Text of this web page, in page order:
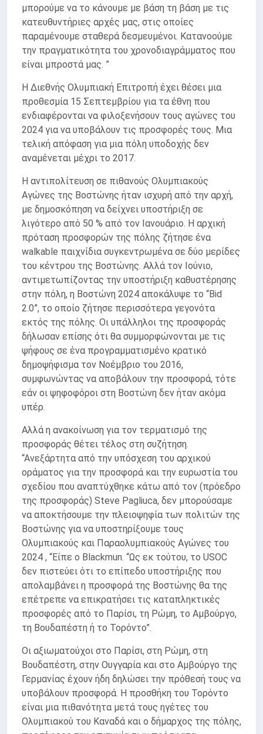
μπορούμε να το κάνουμε με βάση τη βάση με τις
κατευθυντήριες αρχές μας, στις οποίες
παραμένουμε σταθερά δεσμευμένοι. Κατανοούμε
την πραγματικότητα του χρονοδιαγράμματος που
είναι μπροστά μας. ”
Η Διεθνής Ολυμπιακή Επιτροπή έχει θέσει μια
προθεσμία 15 Σεπτεμβρίου για τα έθνη που
ενδιαφέρονται να φιλοξενήσουν τους αγώνες του
2024 για να υποβάλουν τις προσφορές τους. Μια
τελική απόφαση για μια πόλη υποδοχής δεν
αναμένεται μέχρι το 2017.
Η αντιπολίτευση σε πιθανούς Ολυμπιακούς
Αγώνες της Βοστώνης ήταν ισχυρή από την αρχή,
με δημοσκόπηση να δείχνει υποστήριξη σε
λιγότερο από 50 % από τον Ιανουάριο. Η αρχική
πρόταση προσφορών της πόλης ζήτησε ένα
walkable παιχνίδια συγκεντρωμένα σε δύο μερίδες
του κέντρου της Βοστώνης. Αλλά τον Ιούνιο,
αντιμετωπίζοντας την υποστήριξη καθυστέρησης
στην πόλη, η Βοστώνη 2024 αποκάλυψε το “Bid
2.0”, το οποίο ζήτησε περισσότερα γεγονότα
εκτός της πόλης. Οι υπάλληλοι της προσφοράς
δήλωσαν επίσης ότι θα συμμορφώνονται με τις
ψήφους σε ένα προγραμματισμένο κρατικό
δημοψήφισμα τον Νοέμβριο του 2016,
συμφωνώντας να αποβάλουν την προσφορά, τότε
εάν οι ψηφοφόροι στη Βοστώνη δεν ήταν ακόμα
υπέρ.
Αλλά η ανακοίνωση για τον τερματισμό της
προσφοράς θέτει τέλος στη συζήτηση.
“Ανεξάρτητα από την υπόσχεση του αρχικού
οράματος για την προσφορά και την ευρωστία του
σχεδίου που αναπτύχθηκε κάτω από τον (πρόεδρο
της προσφοράς) Steve Pagliuca, δεν μπορούσαμε
να αποκτήσουμε την πλειοψηφία των πολιτών της
Βοστώνης για να υποστηρίξουμε τους
Ολυμπιακούς και Παραολυμπιακούς Αγώνες του
2024 , “Είπε ο Blackmun. “Ως εκ τούτου, το USOC
δεν πιστεύει ότι το επίπεδο υποστήριξης που
απολαμβάνει η προσφορά της Βοστώνης θα της
επέτρεπε να επικρατήσει τις καταπληκτικές
προσφορές από το Παρίσι, τη Ρώμη, το Αμβούργο,
τη Βουδαπέστη ή το Τορόντο”.
Οι αξιωματούχοι στο Παρίσι, στη Ρώμη, στη
Βουδαπέστη, στην Ουγγαρία και στο Αμβούργο της
Γερμανίας έχουν ήδη δηλώσει την πρόθεσή τους να
υποβάλουν προσφορά. Η προσθήκη του Τορόντο
είναι μια πιθανότητα μετά τους ηγέτες του
Ολυμπιακού του Καναδά και ο δήμαρχος της πόλης,